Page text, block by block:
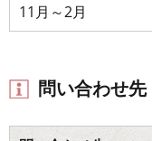
11月～2月
問い合わせ先